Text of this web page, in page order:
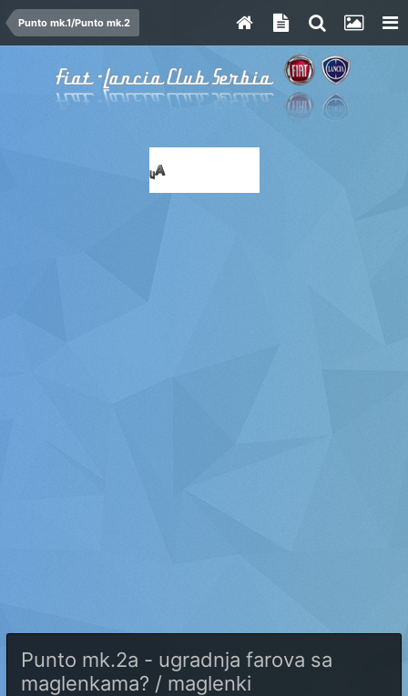
Punto mk.1/Punto mk.2
Punto mk.2a - ugradnja farova sa
maglenkama? / maglenki